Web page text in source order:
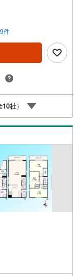
お問い合わせがス
ム完成済！●WIC・
動産キャンペーン
とPayPayボーナス
大サポート◆1.FP相
ランナーと資金相談
3.注文住宅「白馬
ス目視検査やリフ
ビス5.お引渡し後
引渡し後のお悩みも
件
10社）